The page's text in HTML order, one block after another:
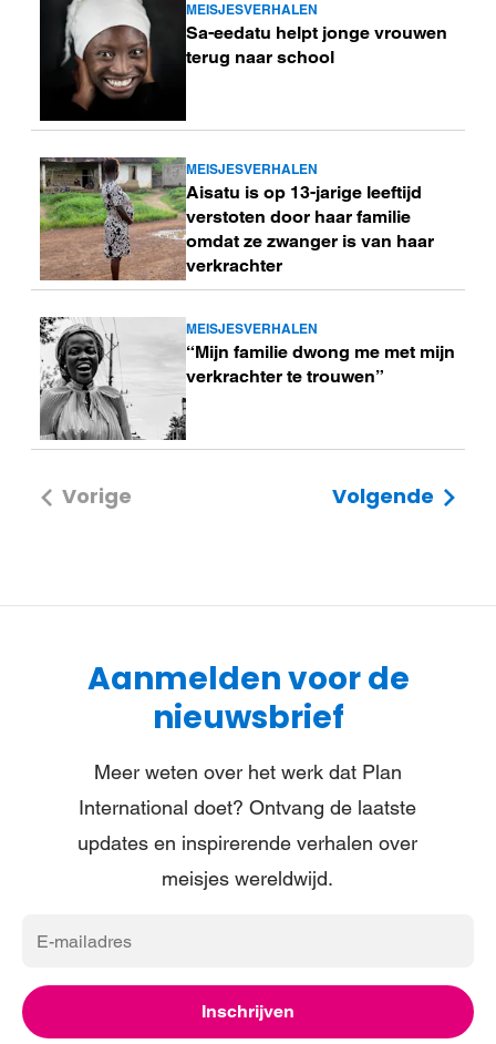
MEISJESVERHALEN
Sa-eedatu helpt jonge vrouwen
terug naar school
Lees
meer
MEISJESVERHALEN
Aisatu is op 13-jarige leeftijd
verstoten door haar familie
omdat ze zwanger is van haar
verkrachter
Lees
meer
MEISJESVERHALEN
“Mijn familie dwong me met mijn
verkrachter te trouwen”
Lees
meer
Vorige Volgende
Aanmelden voor de
nieuwsbrief
Meer weten over het werk dat Plan
International doet? Ontvang de laatste
updates en inspirerende verhalen over
meisjes wereldwijd.
E-
Inschrijven